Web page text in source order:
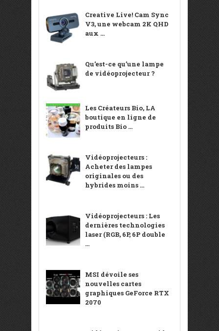
Creative Live! Cam Sync
V3, une webcam 2K QHD
aux ...
Qu’est-ce qu’une lampe
de vidéoprojecteur ?
Les Créateurs Bio, LA
boutique en ligne de
produits Bio ...
Vidéoprojecteurs :
Acheter des lampes
originales ou des
hybrides moins ...
Vidéoprojecteurs : Les
dernières technologies
laser (RGB, 6P, 6P double
...
MSI dévoile ses
nouvelles cartes
graphiques GeForce RTX
2070